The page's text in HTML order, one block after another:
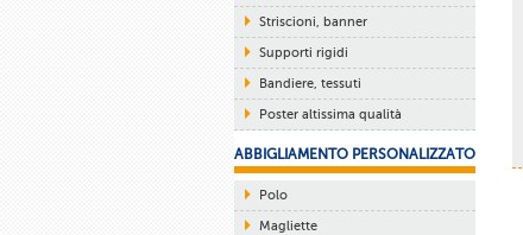
Striscioni, banner
Supporti rigidi
Bandiere, tessuti
Poster altissima qualità
ABBIGLIAMENTO PERSONALIZZATO
Polo
Magliette